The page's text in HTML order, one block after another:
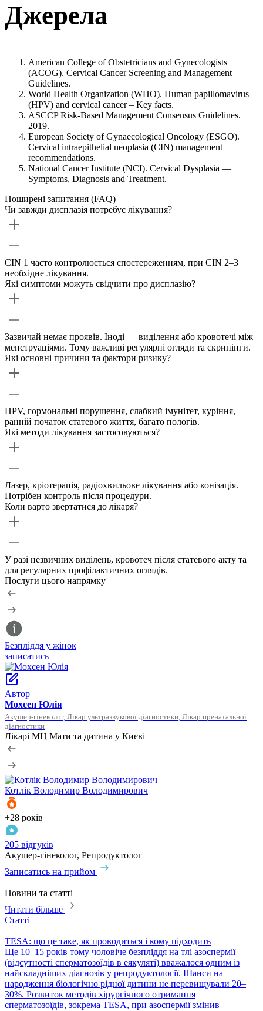
Джерела
American College of Obstetricians and Gynecologists
(ACOG). Cervical Cancer Screening and Management
Guidelines.
World Health Organization (WHO). Human papillomavirus
(HPV) and cervical cancer – Key facts.
ASCCP Risk-Based Management Consensus Guidelines.
2019.
European Society of Gynaecological Oncology (ESGO).
Cervical intraepithelial neoplasia (CIN) management
recommendations.
National Cancer Institute (NCI). Cervical Dysplasia —
Symptoms, Diagnosis and Treatment.
Поширені запитання (FAQ)
Чи завжди дисплазія потребує лікування?
CIN 1 часто контролюється спостереженням, при CIN 2–3
необхідне лікування.
Які симптоми можуть свідчити про дисплазію?
Зазвичай немає проявів. Іноді — виділення або кровотечі між
менструаціями. Тому важливі регулярні огляди та скринінги.
Які основні причини та фактори ризику?
HPV, гормональні порушення, слабкий імунітет, куріння,
ранній початок статевого життя, багато пологів.
Які методи лікування застосовуються?
Лазер, кріотерапія, радіохвильове лікування або конізація.
Потрібен контроль після процедури.
Коли варто звертатися до лікаря?
У разі незвичних виділень, кровотеч після статевого акту та
для регулярних профілактичних оглядів.
Послуги цього напрямку
Безпліддя у жінок
записатись
Автор
Мохсен Юлія
Акушер-гінеколог, Лікар ультразвукової діагностики, Лікар пренатальної
діагностики
Лікарі МЦ Мати та дитина у Києві
Котлік Володимир Володимирович
+28 років
205 відгуків
Акушер-гінеколог, Репродуктолог
Записатись на прийом
Новини та статті
Читати більше
Статті
TESA: що це таке, як проводиться і кому підходить
​Ще 10–15 років тому чоловіче безпліддя на тлі азоспермії
(відсутності сперматозоїдів в еякуляті) вважалося одним із
найскладніших діагнозів у репродуктології. Шанси на
народження біологічно рідної дитини не перевищували 20–
30%. Розвиток методів хірургічного отримання
сперматозоїдів, зокрема TESA, при азоспермії змінив